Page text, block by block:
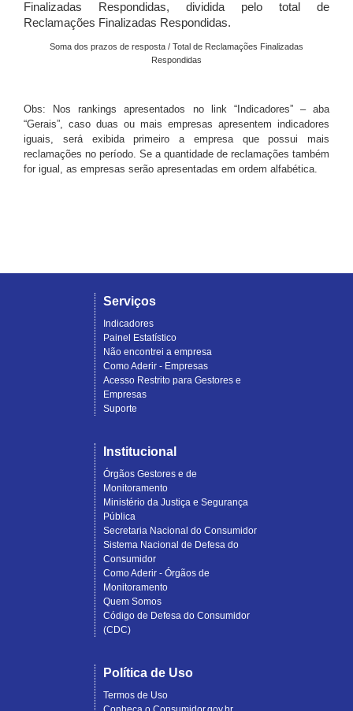
Finalizadas Respondidas, dividida pelo total de
Reclamações Finalizadas Respondidas.
Soma dos prazos de resposta / Total de Reclamações Finalizadas
Respondidas
Obs: Nos rankings apresentados no link “Indicadores” – aba
“Gerais”, caso duas ou mais empresas apresentem indicadores
iguais, será exibida primeiro a empresa que possui mais
reclamações no período. Se a quantidade de reclamações também
for igual, as empresas serão apresentadas em ordem alfabética.
Serviços
Indicadores
Painel Estatístico
Não encontrei a empresa
Como Aderir - Empresas
Acesso Restrito para Gestores e
Empresas
Suporte
Institucional
Órgãos Gestores e de
Monitoramento
Ministério da Justiça e Segurança
Pública
Secretaria Nacional do Consumidor
Sistema Nacional de Defesa do
Consumidor
Como Aderir - Órgãos de
Monitoramento
Quem Somos
Código de Defesa do Consumidor
(CDC)
Política de Uso
Termos de Uso